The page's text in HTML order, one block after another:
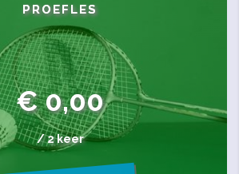
PROEFLES
€ 0,00
/ 2 keer
PROEFLES